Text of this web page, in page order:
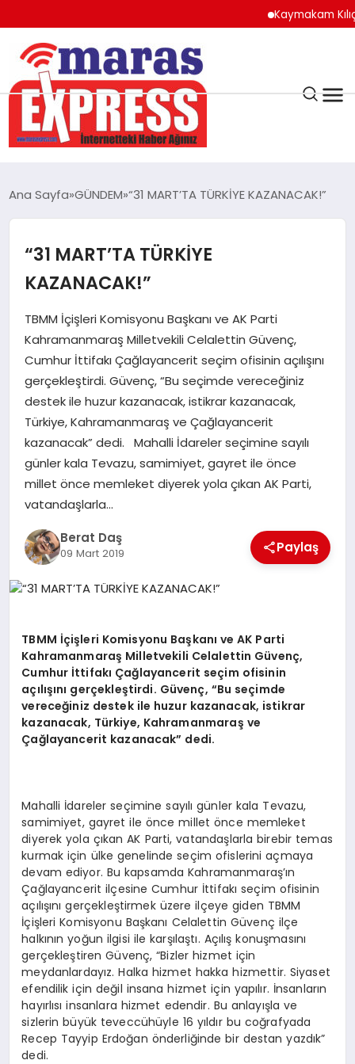
Kaymakam Kılıç’tan
K.MARAŞ
AFŞİN
BİZE ULAŞIN
GÖKSUN
TÜRKOĞLU
PAZARCIK
KÜNYE
NURHAK
Ana Sayfa GÜNDEM “31 MART’TA TÜRKİYE KAZANACAK!”
“31 MART’TA TÜRKİYE
KAZANACAK!”
TBMM İçişleri Komisyonu Başkanı ve AK Parti
Kahramanmaraş Milletvekili Celalettin Güvenç,
Cumhur İttifakı Çağlayancerit seçim ofisinin açılışını
gerçekleştirdi. Güvenç, “Bu seçimde vereceğiniz
destek ile huzur kazanacak, istikrar kazanacak,
Türkiye, Kahramanmaraş ve Çağlayancerit
kazanacak” dedi. Mahalli İdareler seçimine sayılı
günler kala Tevazu, samimiyet, gayret ile önce
millet önce memleket diyerek yola çıkan AK Parti,
vatandaşlarla…
Berat Daş
09 Mart 2019 Paylaş
TBMM İçişleri Komisyonu Başkanı ve AK Parti
Kahramanmaraş Milletvekili Celalettin Güvenç,
Cumhur İttifakı Çağlayancerit seçim ofisinin
açılışını gerçekleştirdi. Güvenç, “Bu seçimde
vereceğiniz destek ile huzur kazanacak, istikrar
kazanacak, Türkiye, Kahramanmaraş ve
Çağlayancerit kazanacak” dedi.
Mahalli İdareler seçimine sayılı günler kala Tevazu,
samimiyet, gayret ile önce millet önce memleket
diyerek yola çıkan AK Parti, vatandaşlarla birebir temas
kurmak için ülke genelinde seçim ofislerini açmaya
devam ediyor. Bu kapsamda Kahramanmaraş’ın
Çağlayancerit ilçesine Cumhur İttifakı seçim ofisinin
açılışını gerçekleştirmek üzere ilçeye giden TBMM
İçişleri Komisyonu Başkanı Celalettin Güvenç ilçe
halkının yoğun ilgisi ile karşılaştı. Açılış konuşmasını
gerçekleştiren Güvenç, “Bizler hizmet için
meydanlardayız. Halka hizmet hakka hizmettir. Siyaset
efendilik için değil insana hizmet için yapılır. İnsanların
hayırlısı insanlara hizmet edendir. Bu anlayışla ve
sizlerin büyük teveccühüyle 16 yıldır bu coğrafyada
Recep Tayyip Erdoğan önderliğinde bir destan yazdık”
dedi.